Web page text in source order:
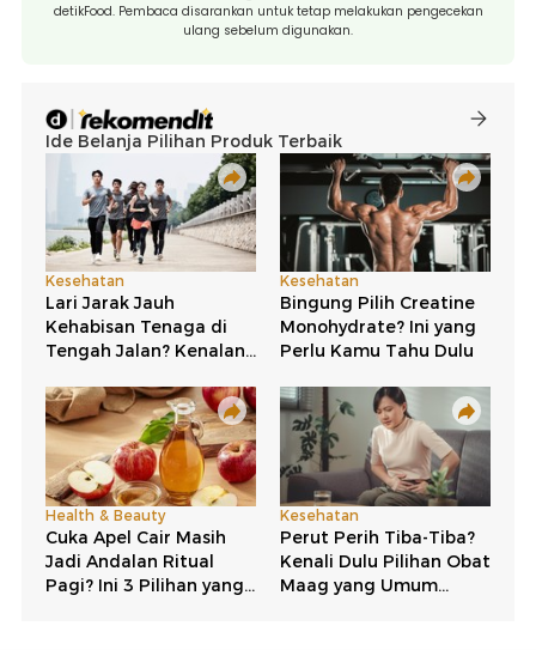
detikFood. Pembaca disarankan untuk tetap melakukan pengecekan
ulang sebelum digunakan.